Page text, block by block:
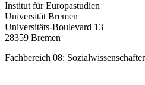
Institut für Europastudien
Universität Bremen
Universitäts-Boulevard 13
28359 Bremen
Fachbereich 08: